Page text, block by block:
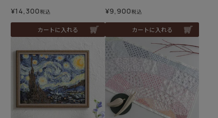
¥14,300税込
カートに入れる
¥9,900税込
カートに入れる